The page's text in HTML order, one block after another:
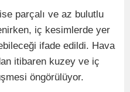
parçalı ve az bulutlu
iç kesimlerde yer
ifade edildi. Hava
itibaren kuzey ve iç
öngörülüyor.